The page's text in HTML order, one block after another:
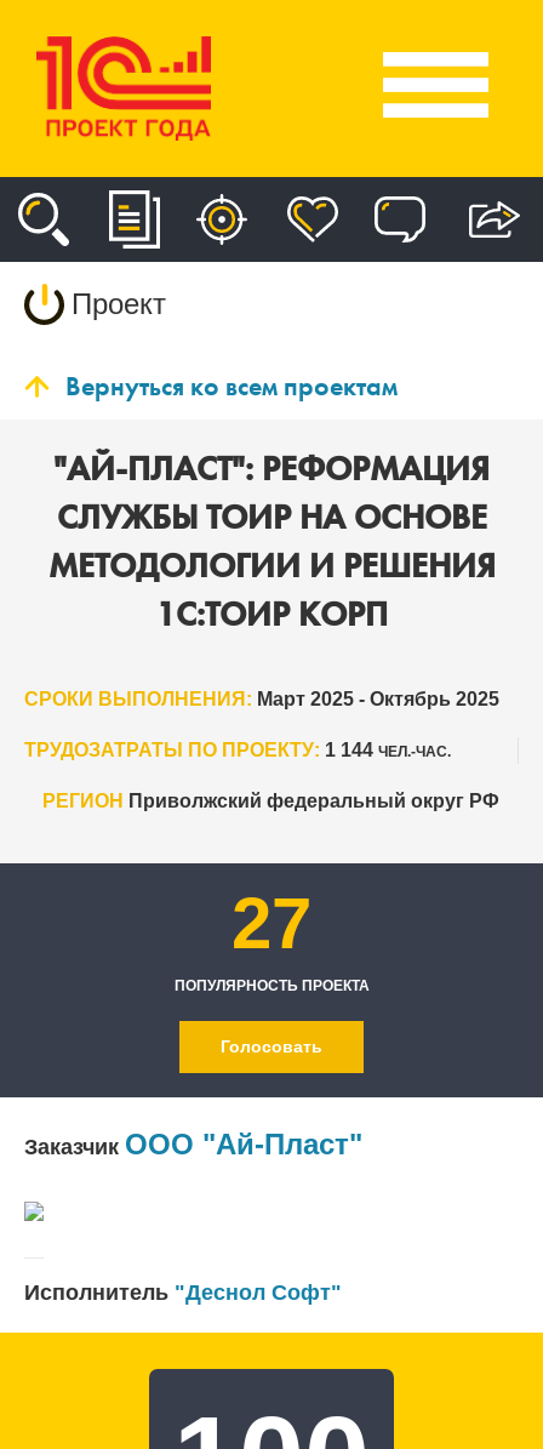
Проект
Вернуться ко всем проектам
"АЙ-ПЛАСТ": РЕФОРМАЦИЯ
СЛУЖБЫ ТОИР НА ОСНОВЕ
МЕТОДОЛОГИИ И РЕШЕНИЯ
1С:ТОИР КОРП
СРОКИ ВЫПОЛНЕНИЯ: Март 2025 - Октябрь 2025
ТРУДОЗАТРАТЫ ПО ПРОЕКТУ: 1 144 ЧЕЛ.-ЧАС.
РЕГИОН Приволжский федеральный округ РФ
27
ПОПУЛЯРНОСТЬ ПРОЕКТА
Голосовать
Заказчик ООО "Ай-Пласт"
Исполнитель "Деснол Софт"